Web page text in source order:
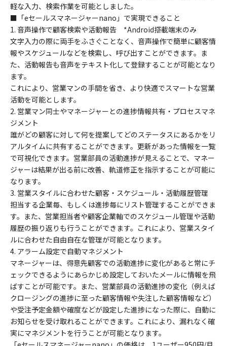
軽な入力、検索作業を可能としました。
■「eセールスマネージャーnano」で実現できること
1. 音声操作で顧客検索や活動報告 *Android搭載端末のみ
文字入力の際に両手をふさぐことなく、音声操作で簡単に顧客情
報やスケジュールなどを検索し、呼び出すことができます。ま
た、活動報告も音声をテキスト化して登録することが可能となり
ます。
これにより、営業マンの手間を省き、より快適でスマートな営業
活動を可能とします。
2. 営業マン同士やマネージャーとの進捗情報共有・プロセスマネ
ジメント
誰がどの顧客に対して何を提案してどのステータスにあるかをリ
アルタイムに共有することができます。更新があった情報を一覧
で可視化できます。営業部員の活動進捗が見えることで、マネー
ジャーは結果が出る前に改善、軌道修正を指示することが可能に
なります。
3. 営業スタイルに合わせた顧客・スケジュール・活動履歴管理
担当する企業毎、もしくは進捗毎にリスト管理することができま
す。また、営業担当者や顧客企業軸でのスケジュール管理や活動
履歴の振り返りも行うことができます。これにより、営業スタイ
ルに合わせた自由自在な管理が可能となります。
4. アラーム設定で自動マネジメント
マネージャーは、得意先顧客での活動進捗に変化があると常にチ
ェックできるようにあらかじめ設定しておいたメールに情報を飛
ばすことが可能です。また、営業部員の活動進捗の変化（例えば
クロージングの進捗に至った顧客情報や失注した顧客情報など）
や受注予定金額や確度などが設定した進捗になった際に、自動に
お知らせを受け取れることができます。これにより、漏れなく確
実にマネジメントを行うことが可能となります。